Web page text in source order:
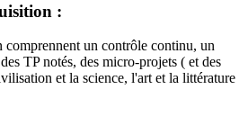
:
comprennent un contrôle continu, un
TP notés, des micro-projets ( et des
et la science, l'art et la littérature